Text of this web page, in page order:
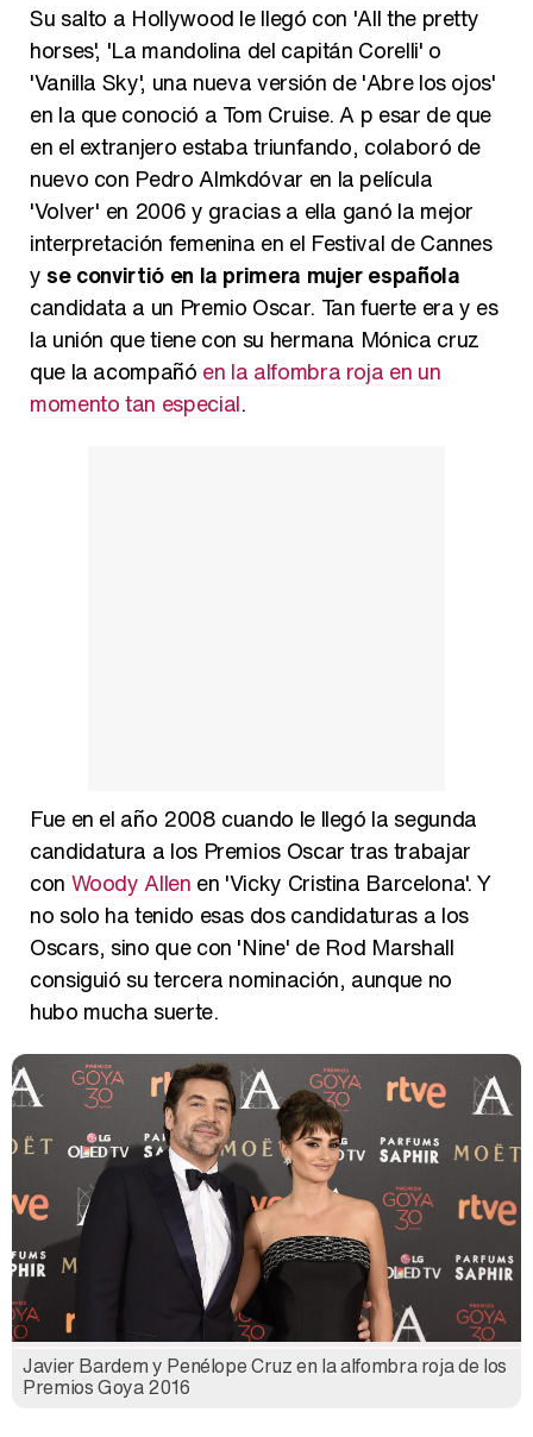
Su salto a Hollywood le llegó con 'All the pretty
horses', 'La mandolina del capitán Corelli' o
'Vanilla Sky', una nueva versión de 'Abre los ojos'
en la que conoció a Tom Cruise. A p esar de que
en el extranjero estaba triunfando, colaboró de
nuevo con Pedro Almkdóvar en la película
'Volver' en 2006 y gracias a ella ganó la mejor
interpretación femenina en el Festival de Cannes
y se convirtió en la primera mujer española
candidata a un Premio Oscar. Tan fuerte era y es
la unión que tiene con su hermana Mónica cruz
que la acompañó en la alfombra roja en un
momento tan especial.
Fue en el año 2008 cuando le llegó la segunda
candidatura a los Premios Oscar tras trabajar
con Woody Allen en 'Vicky Cristina Barcelona'. Y
no solo ha tenido esas dos candidaturas a los
Oscars, sino que con 'Nine' de Rod Marshall
consiguió su tercera nominación, aunque no
hubo mucha suerte.
Javier Bardem y Penélope Cruz en la alfombra roja de los
Premios Goya 2016